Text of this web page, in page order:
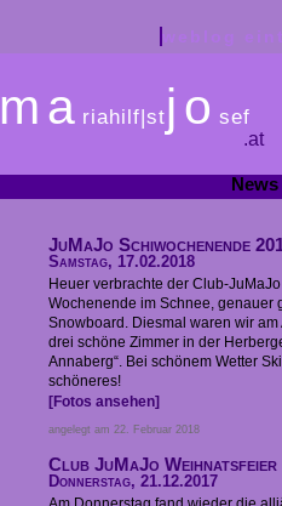
weblog
ma riahilf|stjo sef
.at
News
JuMaJo Schiwochenende
Samstag, 17.02.2018
Heuer verbrachte der Club-
Wochenende im Schnee, genauer
Snowboard. Diesmal waren wir
drei schöne Zimmer in der
Annaberg“. Bei schönem Wetter
schöneres!
[Fotos ansehen]
angelegt am 22. Februar 2018
Club JuMaJo Weihnatsfeier
Donnerstag, 21.12.2017